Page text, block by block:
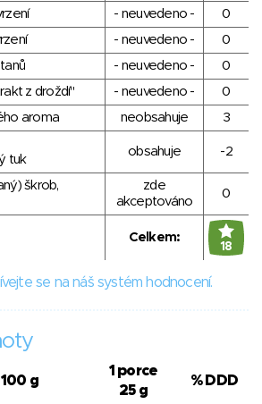
- neuvedeno -
0
- neuvedeno -
0
- neuvedeno -
0
z droždí"
- neuvedeno -
0
aroma
neobsahuje
3
tuk
obsahuje -2
škrob,
zde
akceptováno
0
Celkem:
18
se na náš systém hodnocení.
100 g
1 porce
25 g
% DDD